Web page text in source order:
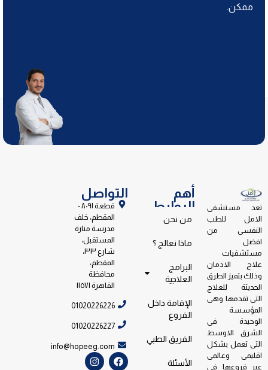
ممكن.
تعد مستشفى
الامل للطب
النفسى من
افضل
مستشفيات
علاج الادمان
وذلك بتميز الطرق
الحديثة للعلاج
التى تقدمها وهى
المؤسسة
الوحيدة فى
الشرق الاوسط
التى تعمل بشكل
اقليمى وعالمى
عبر فروعها فى
أهم
الروابط
من نحن
ماذا نعالج ؟
البرامج
العلاجية
الإقامة داخل
الفروع
الفريق الطبي
الأسئلة
التواصل
قطعة ٨٠٩١ -
المقطم، خلف
مدرسة منارة
المستقبل،
شارع ٣٣،
المقطم،
محافظة
القاهرة ١١٥٧١
01020226226
01020226227
info@hopeeg.com